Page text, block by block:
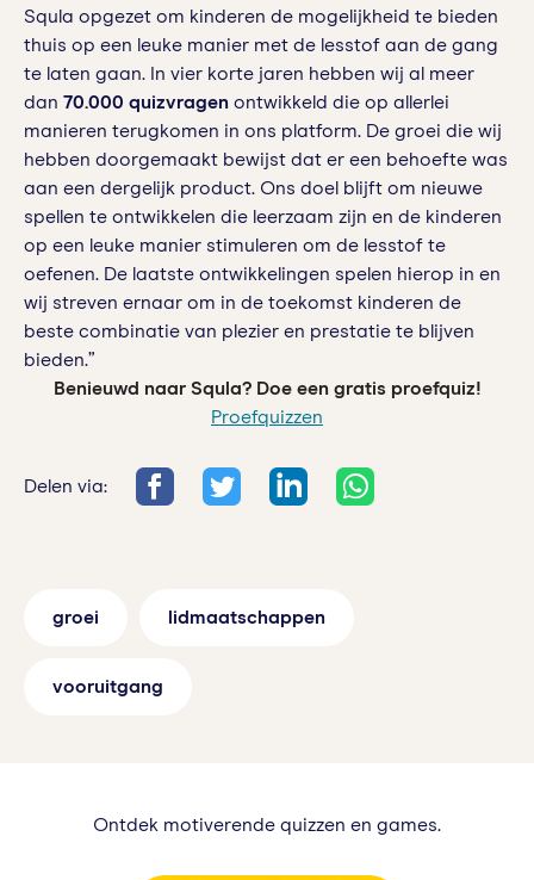
Squla opgezet om kinderen de mogelijkheid te bieden
thuis op een leuke manier met de lesstof aan de gang
te laten gaan. In vier korte jaren hebben wij al meer
dan 70.000 quizvragen ontwikkeld die op allerlei
manieren terugkomen in ons platform. De groei die wij
hebben doorgemaakt bewijst dat er een behoefte was
aan een dergelijk product. Ons doel blijft om nieuwe
spellen te ontwikkelen die leerzaam zijn en de kinderen
op een leuke manier stimuleren om de lesstof te
oefenen. De laatste ontwikkelingen spelen hierop in en
wij streven ernaar om in de toekomst kinderen de
beste combinatie van plezier en prestatie te blijven
bieden.”
Benieuwd naar Squla? Doe een gratis proefquiz!
Proefquizzen
Delen via:
groei lidmaatschappen
vooruitgang
Ontdek motiverende quizzen en games.